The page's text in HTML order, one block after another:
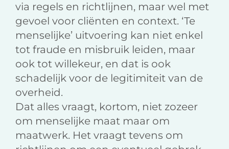
via regels en richtlijnen, maar wel met
gevoel voor cliënten en context. ‘Te
menselijke’ uitvoering kan niet enkel
tot fraude en misbruik leiden, maar
ook tot willekeur, en dat is ook
schadelijk voor de legitimiteit van de
overheid.
Dat alles vraagt, kortom, niet zozeer
om menselijke maat maar om
maatwerk. Het vraagt tevens om